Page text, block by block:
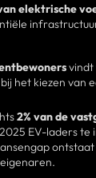
elektrische
vindt
het kiezen van
2% van de
EV-laders te